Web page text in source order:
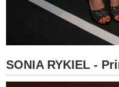
SONIA RYKIEL -